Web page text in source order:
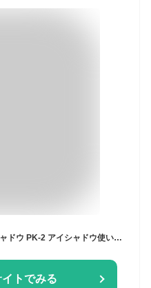
トでみる